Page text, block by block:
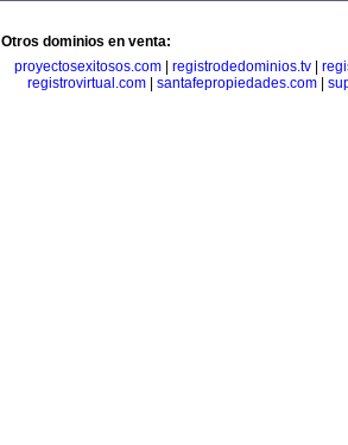
Otros dominios en venta:
proyectosexitosos.com
registrodedominios.tv
registrovirtual.com
santafepropiedades.com